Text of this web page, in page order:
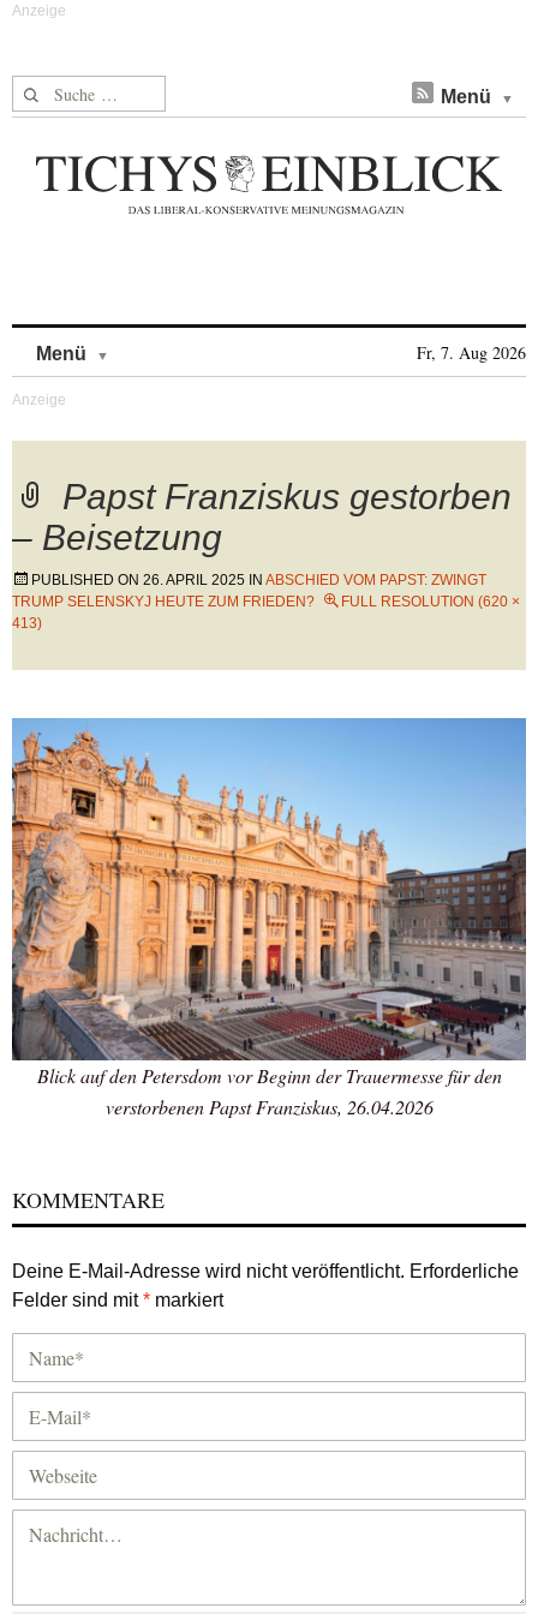
Suche nach: Menü
Menü Fr, 7. Aug 2026
Papst Franziskus gestorben
– Beisetzung
PUBLISHED ON 26. APRIL 2025 IN ABSCHIED VOM PAPST: ZWINGT
TRUMP SELENSKYJ HEUTE ZUM FRIEDEN?
FULL RESOLUTION (620 ×
413)
Blick auf den Petersdom vor Beginn der Trauermesse für den
verstorbenen Papst Franziskus, 26.04.2026
KOMMENTARE
Deine E-Mail-Adresse wird nicht veröffentlicht. Erforderliche
Felder sind mit* markiert